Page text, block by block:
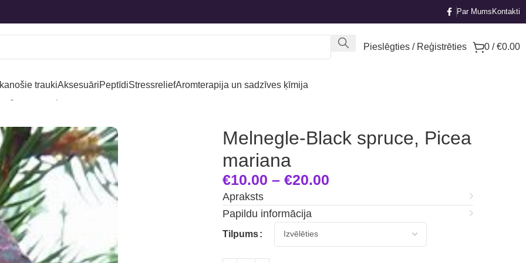
Par Mums Kontakti
Pieslēgties / Reģistrēties 0 / €0.00
traukiAksesuāriPeptīdiStressreliefAromterapija un sadzīves ķīmija
Melnegle-Black spruce, Picea
mariana
€10.00 – €20.00
Apraksts
Papildu informācija
Tilpums